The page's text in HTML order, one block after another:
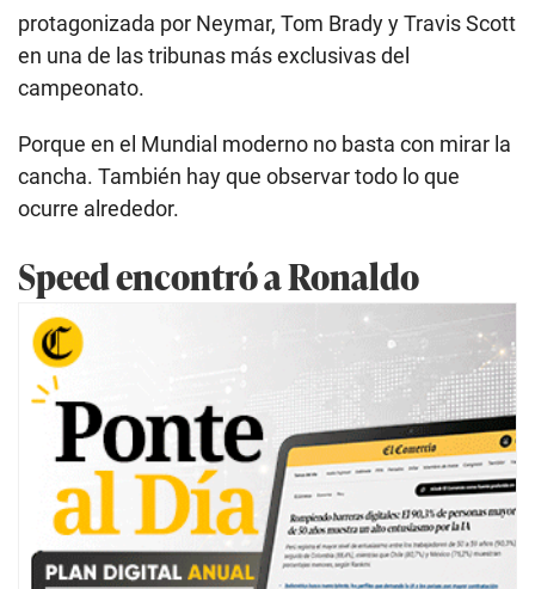
protagonizada por Neymar, Tom Brady y Travis Scott
en una de las tribunas más exclusivas del
campeonato.
Porque en el Mundial moderno no basta con mirar la
cancha. También hay que observar todo lo que
ocurre alrededor.
Speed encontró a Ronaldo